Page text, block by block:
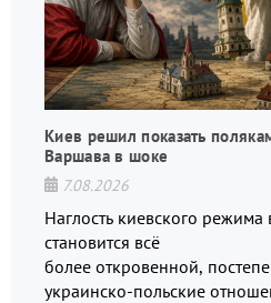
Киев решил показать
Варшава в шоке
7.08.2026
Наглость киевского
становится всё
более откровенной,
украинско-польские